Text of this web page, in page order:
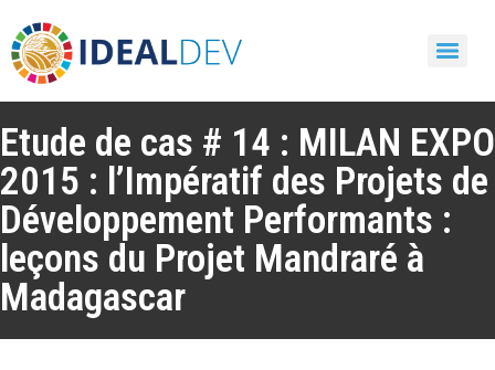
Etude de cas # 14 : MILAN EXPO
2015 : l’Impératif des Projets de
Développement Performants :
leçons du Projet Mandraré à
Madagascar